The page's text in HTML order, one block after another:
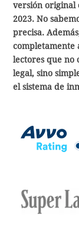
versión original
2023. No
precisa.
completamente
lectores que no
legal, sino
el sistema de